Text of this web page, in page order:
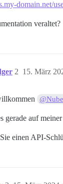
domain.net/
veraltet?
15. März
2
gerade auf
einen API-